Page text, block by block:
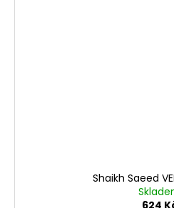
Shaikh Saeed